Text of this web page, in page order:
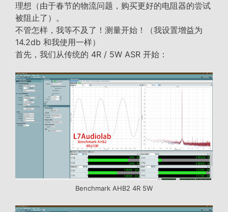
理想（由于春节的物流问题，购买更好的电阻器的尝试
被阻止了）。
不管怎样，我等不及了！测量开始！（我设置增益为
14.2db 和我使用一样）
首先，我们从传统的 4R / 5W ASR 开始：
Benchmark AHB2 4R 5W